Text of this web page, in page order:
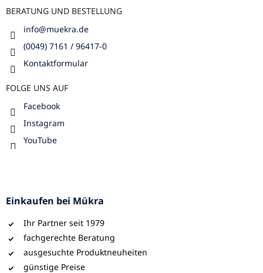
BERATUNG UND BESTELLUNG
info@muekra.de
(0049) 7161 / 96417-0
Kontaktformular
FOLGE UNS AUF
Facebook
Instagram
YouTube
Einkaufen bei Mükra
Ihr Partner seit 1979
fachgerechte Beratung
ausgesuchte Produktneuheiten
günstige Preise